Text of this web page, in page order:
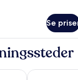
Se
Esperas